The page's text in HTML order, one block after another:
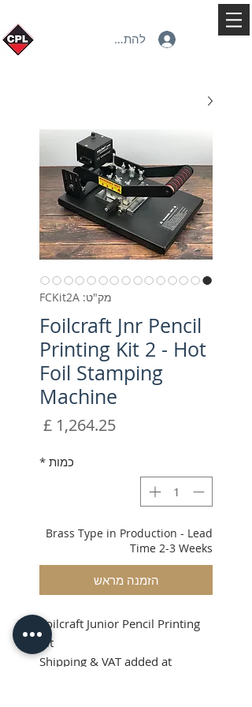
להתחברות
מק"ט: FCKit2A
Foilcraft Jnr Pencil
Printing Kit 2 - Hot
Foil Stamping
Machine
מחיר
כמות *
Brass Type in Production - Lead
Time 2-3 Weeks
הזמנה מראש
Foilcraft Junior Pencil Printing
Kit
Shipping & VAT added at